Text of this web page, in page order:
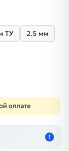
ТУ
2.5 мм
оплате
!